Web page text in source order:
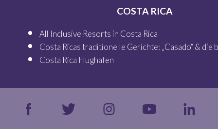
COSTA RICA
All Inclusive Resorts in Costa Rica
Costa Ricas traditionelle Gerichte: „Casado“ & die
Costa Rica Flughäfen